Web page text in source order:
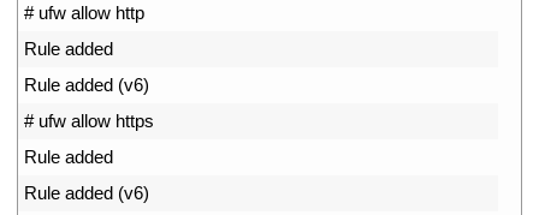
# ufw allow http
Rule added
Rule added (v6)
# ufw allow https
Rule added
Rule added (v6)